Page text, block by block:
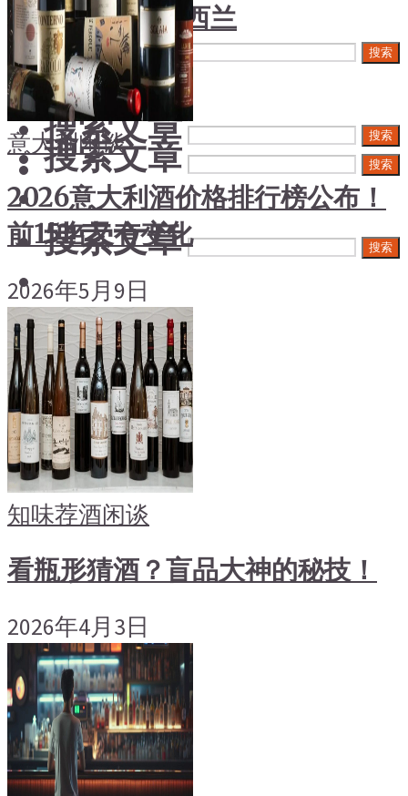
搜索文章 搜索
搜索文章 搜索
澳大利亚-新西兰
日本清酒
搜索文章 搜索
搜索文章 搜索
意大利闲谈
2026意大利酒价格排行榜公布！
前15名又有变化
2026年5月9日
知味荐酒闲谈
看瓶形猜酒？盲品大神的秘技！
2026年4月3日